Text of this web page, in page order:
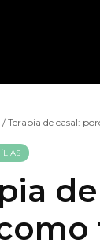
/Terapia de casal: